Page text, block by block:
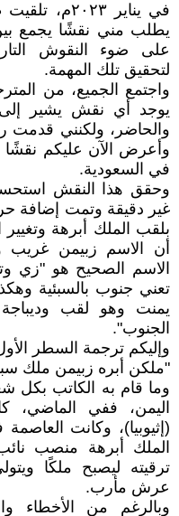
في يناير
يطلب مني نقشًا يجمع بين
على ضوء النقوش
لتحقيق تلك المهمة.
واجتمع الجميع، من
يوجد أي نقش يشير إلى
والحاضر، ولكنني قدمت
وأعرض الآن عليكم
في السعودية.
وحقق هذا النقش
غير دقيقة وتمت إضافة
بلقب الملك أبرهة
أن الاسم زبيمن غريب
الاسم الصحيح هو "زي
تعني جنوب بالسبئية
يمنت وهو لقب
الجنوب".
وإليكم ترجمة السطر
"ملكن أبره زبيمن ملك
وما قام به الكاتب بكل
اليمن، ففي الماضي،
(إثيوبيا)، وكانت
الملك أبرهة منصب
ترقيته ليصبح ملكًا
عرش مأرب.
وبالرغم من الأخطاء